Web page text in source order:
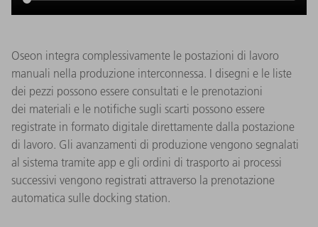
Oseon integra complessivamente le postazioni di lavoro
manuali nella produzione interconnessa. I disegni e le liste
dei pezzi possono essere consultati e le prenotazioni
dei materiali e le notifiche sugli scarti possono essere
registrate in formato digitale direttamente dalla postazione
di lavoro. Gli avanzamenti di produzione vengono segnalati
al sistema tramite app e gli ordini di trasporto ai processi
successivi vengono registrati attraverso la prenotazione
automatica sulle docking station.